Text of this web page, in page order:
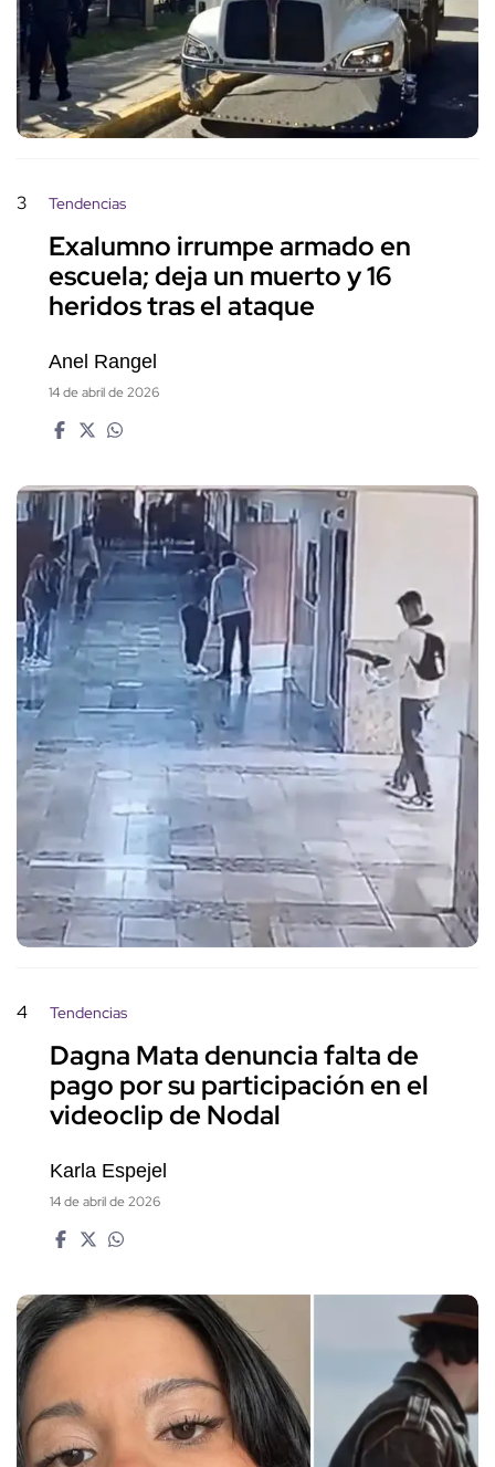
3 Tendencias
Exalumno irrumpe armado en
escuela; deja un muerto y 16
heridos tras el ataque
Anel Rangel
14 de abril de 2026
4 Tendencias
Dagna Mata denuncia falta de
pago por su participación en el
videoclip de Nodal
Karla Espejel
14 de abril de 2026